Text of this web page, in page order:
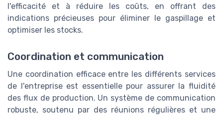
l'efficacité et à réduire les coûts, en offrant des
indications précieuses pour éliminer le gaspillage et
optimiser les stocks.
Coordination et communication
Une coordination efficace entre les différents services
de l'entreprise est essentielle pour assurer la fluidité
des flux de production. Un système de communication
robuste, soutenu par des réunions régulières et une